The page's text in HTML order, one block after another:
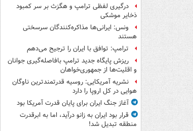
درگیری لفظی ترامپ و هگزث بر سر کمبود
ذخایر موشکی
ونس: ایرانی‌ها مذاکره‌کنندگان سرسختی
هستند
ترامپ: توافق با ایران را ترجیح می‌دهم
ریزش پایگاه جدید ترامپ بافاصله‌گیری جوانان
و اقلیت‌ها از جمهوری‌خواهان
نشریه آمریکایی: روسیه قدرتمندترین ناوگان
هوایی در کل اروپا را دارد
آغاز جنگ ایران برای پایان قدرت آمریکا بود
قرار بود ایران به زانو درآید، اما به ابرقدرت
منطقه تبدیل شد!